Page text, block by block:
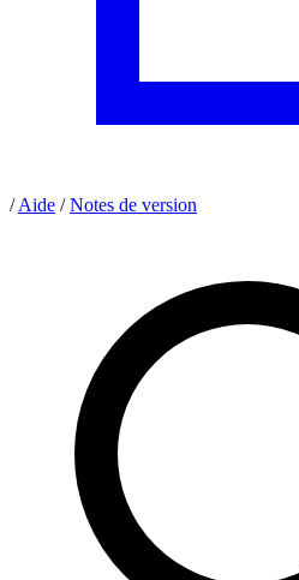
/ Aide / Notes de version